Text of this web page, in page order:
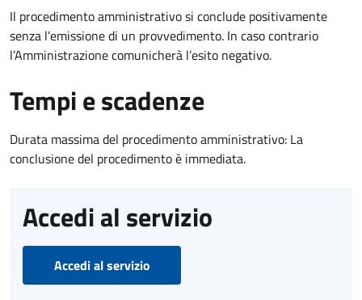
Il procedimento amministrativo si conclude positivamente
senza l’emissione di un provvedimento. In caso contrario
l’Amministrazione comunicherà l’esito negativo.
Tempi e scadenze
Durata massima del procedimento amministrativo: La
conclusione del procedimento è immediata.
Accedi al servizio
Accedi al servizio